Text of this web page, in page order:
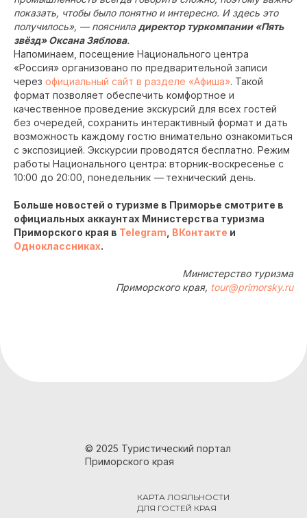
показать, чтобы было понятно и интересно. И здесь это
получилось», — пояснила директор туркомпании «Пять
звёзд» Оксана Зяблова.
Напоминаем, посещение Национального центра
«Россия» организовано по предварительной записи
через официальный сайт в разделе «Афиша». Такой
формат позволяет обеспечить комфортное и
качественное проведение экскурсий для всех гостей
без очередей, сохранить интерактивный формат и дать
возможность каждому гостю внимательно ознакомиться
с экспозицией. Экскурсии проводятся бесплатно. Режим
работы Национального центра: вторник-воскресенье с
10:00 до 20:00, понедельник — технический день.
Больше новостей о туризме в Приморье смотрите в
официальных аккаунтах Министерства туризма
Приморского края в Telegram ВКонтакте и
Одноклассниках.
Министерство туризма
Приморского края, tour@primorsky.ru
© 2025 Туристический портал
Приморского края
КАРТА ЛОЯЛЬНОСТИ
ДЛЯ ГОСТЕЙ КРАЯ